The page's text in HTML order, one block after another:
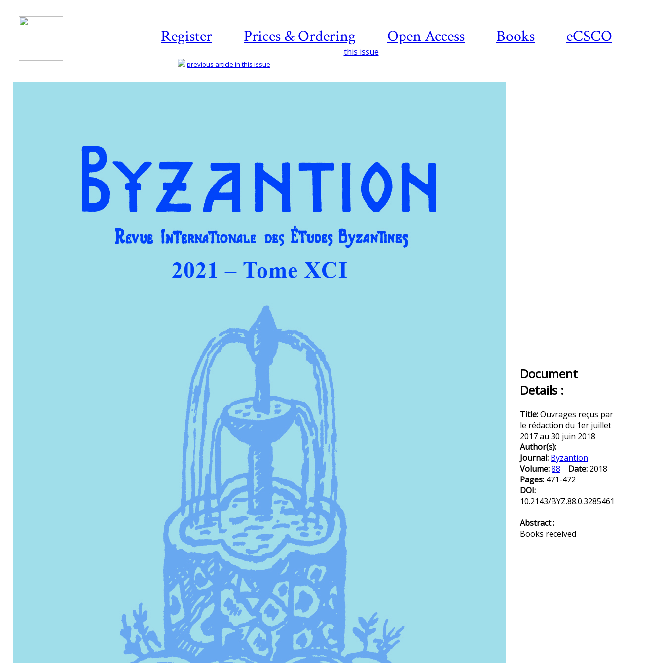
Register Prices & Ordering Open Access Books eCSCO
this issue
previous article in this issue
Document
Details :
Title:Ouvrages reçus par
le rédaction du 1er juillet
2017 au 30 juin 2018
Author(s):
Journal: Byzantion
Volume:88 Date: 2018
Pages: 471-472
DOI:
10.2143/BYZ.88.0.3285461
Abstract :
Books received